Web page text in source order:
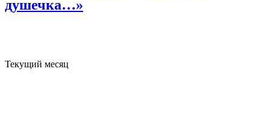
душечка…»
Текущий месяц